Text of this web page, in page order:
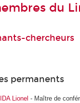
du
chercheurs
permanents
Lionel - Maître de